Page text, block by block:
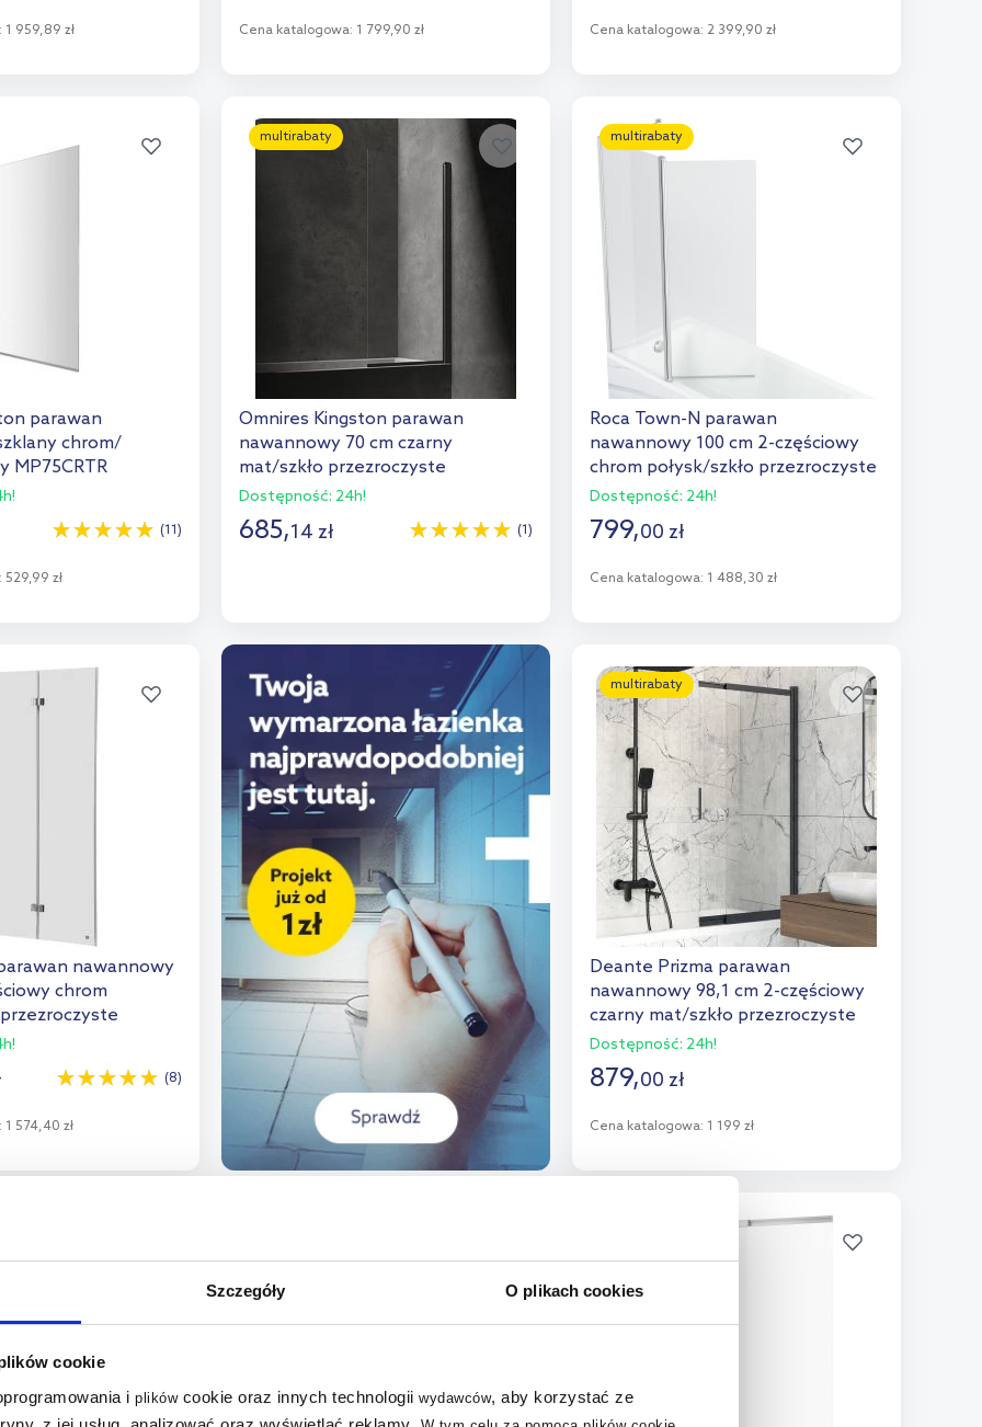
Szczegóły O plikach cookies
cookie
i plikówcookie oraz innych technologii wydawców, aby korzystać ze
1 959,89 zł
do porównania
Cena katalogowa: 1 799,90 zł
Dodaj do porównania
Cena katalogowa: 2 399,90 zł
Dodaj do porównania
parawan
chrom/
MP75CRTR
529,99 zł
(11)
do porównania
multirabaty
Omnires Kingston parawan
nawannowy 70 cm czarny
mat/szkło przezroczyste
XHE85BLTR
Dostępność: 24h!
685,14 zł (1)
multirabaty
Roca Town-N parawan
nawannowy 100 cm 2-częściowy
chrom połysk/szkło przezroczyste
AMP2210012M
Dostępność: 24h!
799,00 zł
Cena katalogowa: 1 488,30 zł
Dodaj do porównania
nawannowy
chrom
1 574,40 zł
(8)
koszyka
multirabaty
Deante Prizma parawan
nawannowy 98,1 cm 2-częściowy
czarny mat/szkło przezroczyste
KTJ_N73R
Dostępność: 24h!
879,00 zł
Cena katalogowa: 1 199 zł
Do koszyka
Dodaj do porównania